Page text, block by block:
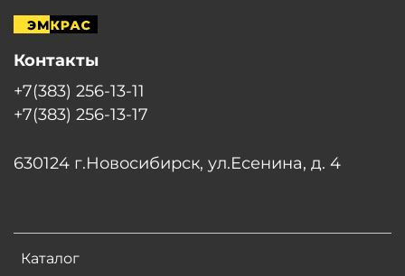
Каталог
Контакты
+7(383) 256-13-11
+7(383) 256-13-17
630124 г.Новосибирск, ул.Есенина, д. 4